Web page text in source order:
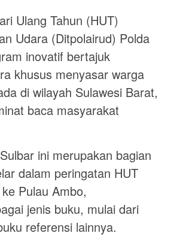
Ulang Tahun (HUT)
Udara (Ditpolairud) Polda
inovatif bertajuk
khusus menyasar warga
di wilayah Sulawesi Barat,
baca masyarakat
ini merupakan bagian
dalam peringatan HUT
Pulau Ambo,
jenis buku, mulai dari
referensi lainnya.